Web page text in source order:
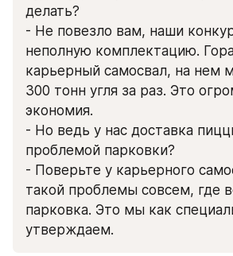
делать?
- Не повезло вам, наши
неполную комплектацию.
карьерный самосвал, на нем
300 тонн угля за раз. Это
экономия.
- Но ведь у нас доставка
проблемой парковки?
- Поверьте у карьерного
такой проблемы совсем, где
парковка. Это мы как
утверждаем.